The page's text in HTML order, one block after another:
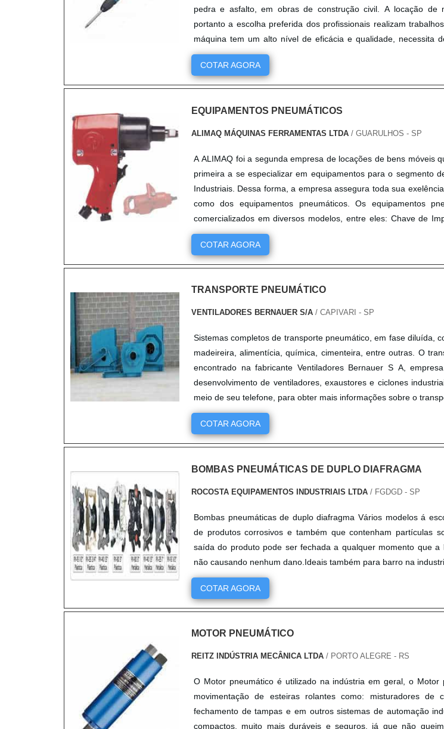
pedra e asfalto, em obras de construção civil. A locação de
portanto a escolha preferida dos profissionais realizam
máquina tem um alto nível de eficácia e qualidade, necessita
as....
COTAR AGORA
EQUIPAMENTOS PNEUMÁTICOS
ALIMAQ MÁQUINAS FERRAMENTAS LTDA/ GUARULHOS - SP
A ALIMAQ foi a segunda empresa de locações de bens móveis
primeira a se especializar em equipamentos para o segmento
Industriais. Dessa forma, a empresa assegura toda sua
como dos equipamentos pneumáticos. Os equipamentos
comercializados em diversos modelos, entre eles: Chave de
de ¹ 2 a 1&....
COTAR AGORA
TRANSPORTE PNEUMÁTICO
VENTILADORES BERNAUER S/A/ CAPIVARI - SP
Sistemas completos de transporte pneumático, em fase diluída,
madeireira, alimentícia, química, cimenteira, entre outras. O
encontrado na fabricante Ventiladores Bernauer S A,
desenvolvimento de ventiladores, exaustores e ciclones
meio de seu telefone, para obter mais informações sobre o
COTAR AGORA
BOMBAS PNEUMÁTICAS DE DUPLO DIAFRAGMA
ROCOSTA EQUIPAMENTOS INDUSTRIAIS LTDA/ FGDGD - SP
Bombas pneumáticas de duplo diafragma Vários modelos á
de produtos corrosivos e também que contenham partículas
saída do produto pode ser fechada a qualquer momento que a
não causando nenhum dano.Ideais também para barro na
COTAR AGORA
MOTOR PNEUMÁTICO
REITZ INDÚSTRIA MECÂNICA LTDA/ PORTO ALEGRE - RS
O Motor pneumático é utilizado na indústria em geral, o Motor
movimentação de esteiras rolantes como: misturadores de
fechamento de tampas e em outros sistemas de automação
compactos, muito mais duráveis e seguros, já que não